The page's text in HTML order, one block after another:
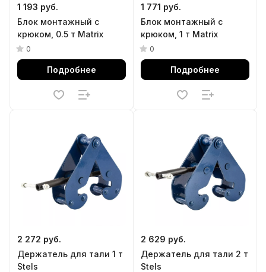
1 193 руб.
Блок монтажный с
крюком, 0.5 т Matrix
0
Подробнее
1 771 руб.
Блок монтажный с
крюком, 1 т Matrix
0
Подробнее
2 272 руб.
Держатель для тали 1 т
Stels
2 629 руб.
Держатель для тали 2 т
Stels